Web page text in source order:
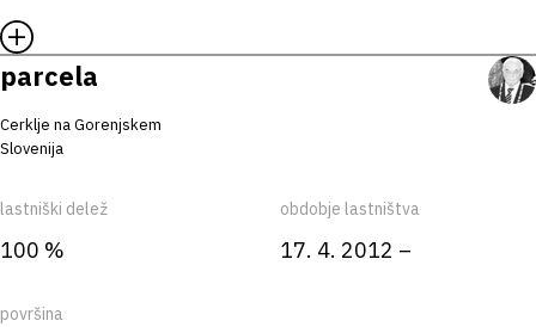
parcela
Cerklje na Gorenjskem
Slovenija
lastniški delež
100 %
obdobje lastništva
17. 4. 2012 –
površina